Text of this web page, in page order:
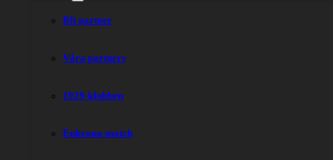
Bli partner
Våra partners
1929-klubben
Enkrona-match